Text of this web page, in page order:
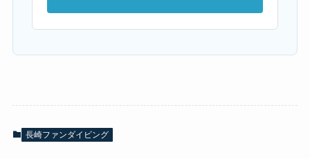
長崎ファンダイビング